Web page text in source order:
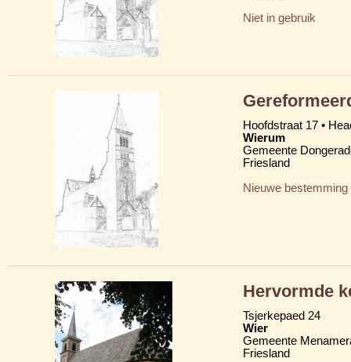
Niet in gebruik
Hoofdstraat 17 •
Wierum
Gemeente
Friesland
Nieuwe bestemming
Hervormde
Tsjerkepaed 24
Wier
Gemeente
Friesland